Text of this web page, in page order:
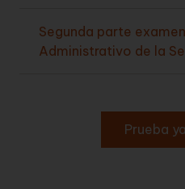
Segunda parte
Administrativo de la
Prueba